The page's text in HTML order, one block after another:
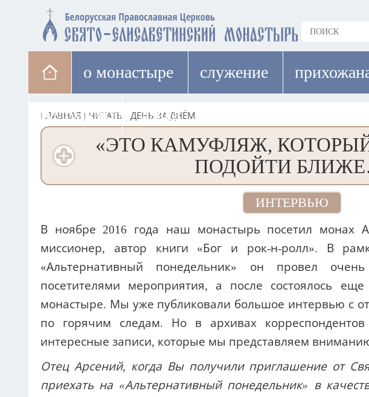
о монастыре cлужение
паломникам лавка
ГЛАВНАЯ | ЧИТАТЬ ДЕНЬ ЗА ДНЁМ
«ЭТО КАМУФЛЯЖ,
ПОДОЙТИ
ИНТЕРВЬЮ
В ноябре 2016 года наш монастырь посетил монах
миссионер, автор книги «Бог и рок-н-ролл». В
«Альтернативный понедельник» он провел
посетителями мероприятия, а после состоялось
монастыре. Мы уже публиковали большое интервью с
по горячим следам. Но в архивах корреспондентов
интересные записи, которые мы представляем
Отец Арсений, когда Вы получили приглашение от
приехать на «Альтернативный понедельник» в